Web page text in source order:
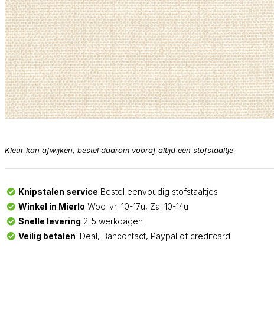
Kleur kan afwijken, bestel daarom vooraf altijd een stofstaaltje
Knipstalen service Bestel eenvoudig stofstaaltjes
Winkel in Mierlo Woe-vr: 10-17u, Za: 10-14u
Snelle levering 2-5 werkdagen
Veilig betalen iDeal, Bancontact, Paypal of creditcard